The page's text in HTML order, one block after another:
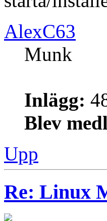
AlexC63
Munk
Inlägg:
Blev
Upp
Re: Linux